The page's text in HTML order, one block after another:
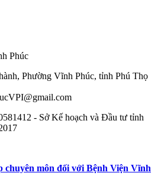
Phúc
Phường Vĩnh Phúc, tỉnh Phú Thọ
- Sở Kế hoạch và Đầu tư tỉnh
chuyên môn đối với Bệnh Viện Vĩnh